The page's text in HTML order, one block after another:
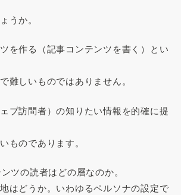
うか。
を作る（記事コンテンツを書く）とい
難しいものではありません。
ブ訪問者）の知りたい情報を的確に提
ものであります。
ツの読者はどの層なのか。
はどうか。いわゆるペルソナの設定で